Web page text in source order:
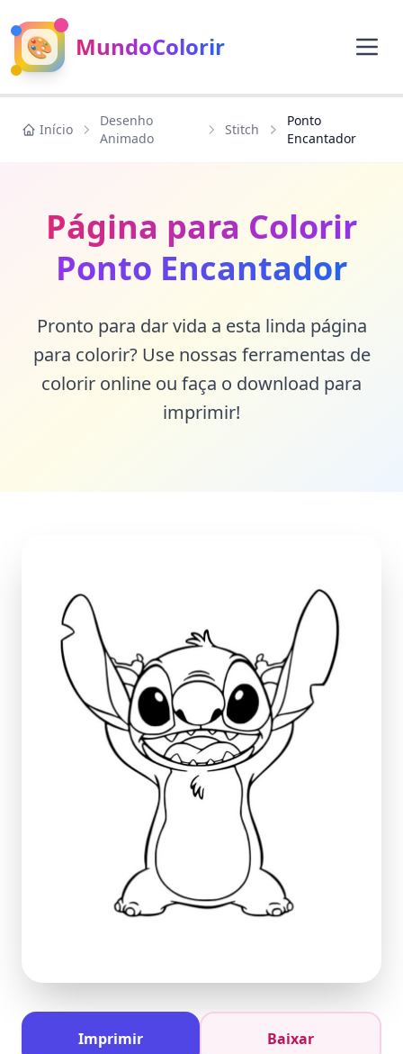
🎨 MundoColorir
Início
Desenho
Animado
Stitch
Ponto
Encantador
Página para Colorir
Ponto Encantador
Pronto para dar vida a esta linda página
para colorir? Use nossas ferramentas de
colorir online ou faça o download para
imprimir!
Imprimir Baixar